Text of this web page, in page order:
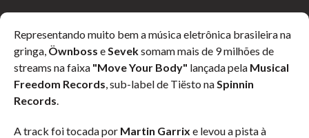
Representando muito bem a música eletrônica brasileira na
gringa, Öwnboss eSeveksomam mais de 9 milhões de
streams na faixa "Move Your Body" lançada pela Musical
Freedom Records, sub-label de Tiësto naSpinnin
Records.
A track foi tocada por Martin Garrix e levou a pista à